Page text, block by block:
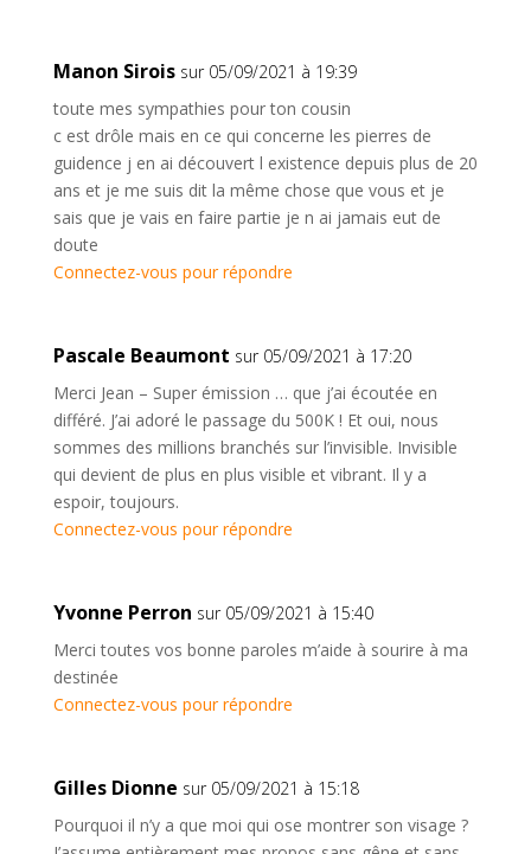
Manon Sirois sur 05/09/2021 à 19:39
toute mes sympathies pour ton cousin
c est drôle mais en ce qui concerne les pierres de
guidence j en ai découvert l existence depuis plus de 20
ans et je me suis dit la même chose que vous et je
sais que je vais en faire partie je n ai jamais eut de
doute
Connectez-vous pour répondre
Pascale Beaumont sur 05/09/2021 à 17:20
Merci Jean – Super émission … que j’ai écoutée en
différé. J’ai adoré le passage du 500K ! Et oui, nous
sommes des millions branchés sur l’invisible. Invisible
qui devient de plus en plus visible et vibrant. Il y a
espoir, toujours.
Connectez-vous pour répondre
Yvonne Perron sur 05/09/2021 à 15:40
Merci toutes vos bonne paroles m’aide à sourire à ma
destinée
Connectez-vous pour répondre
Gilles Dionne sur 05/09/2021 à 15:18
Pourquoi il n’y a que moi qui ose montrer son visage ?